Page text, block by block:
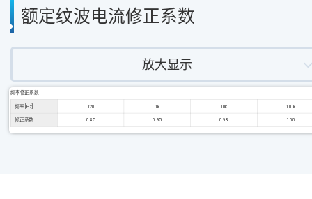
额定纹波电流修正系数
放大显示
频率修正系数
频率 [Hz] 120 1k 10k 100k
修正系数 0.85 0.95 0.98 1.00